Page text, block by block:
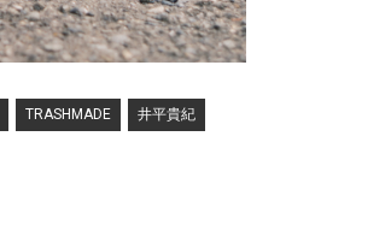
TRASHMADE 井平貴紀